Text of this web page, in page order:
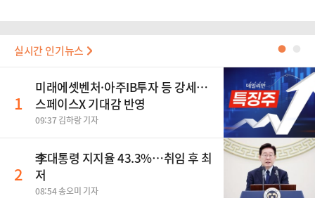
실시간 인기뉴스 ●
1
미래에셋벤처·아주IB투자 등 강세…
스페이스X 기대감 반영
09:37 김하랑 기자
2
李대통령 지지율 43.3%…취임 후 최
저
08:54 송오미 기자